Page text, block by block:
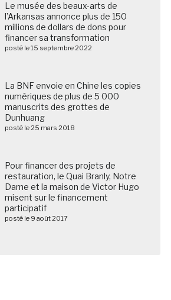
Le musée des beaux-arts de
l’Arkansas annonce plus de 150
millions de dollars de dons pour
financer sa transformation
posté le 15 septembre 2022
La BNF envoie en Chine les copies
numériques de plus de 5 000
manuscrits des grottes de
Dunhuang
posté le 25 mars 2018
Pour financer des projets de
restauration, le Quai Branly, Notre
Dame et la maison de Victor Hugo
misent sur le financement
participatif
posté le 9 août 2017